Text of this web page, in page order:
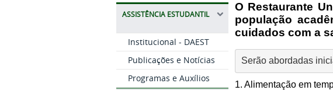
ASSISTÊNCIA ESTUDANTIL
Institucional - DAEST
Publicações e Notícias
Programas e Auxílios
O Restaurante
população
cuidados com a
Serão abordadas
1. Alimentação em